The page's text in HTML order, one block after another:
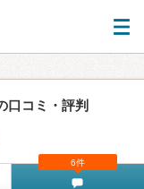
口コミ・評判
6件